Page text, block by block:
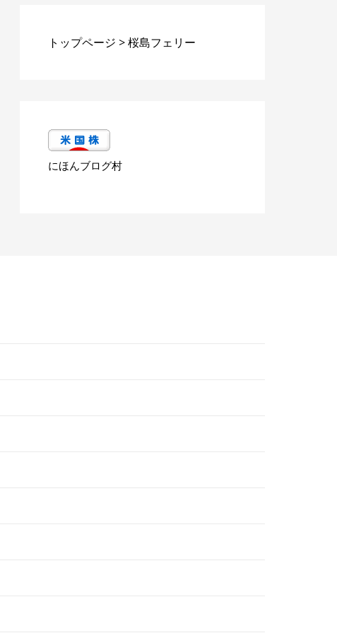
トップページ >桜島フェリー
にほんブログ村